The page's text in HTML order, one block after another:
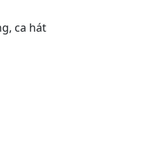
ca hát